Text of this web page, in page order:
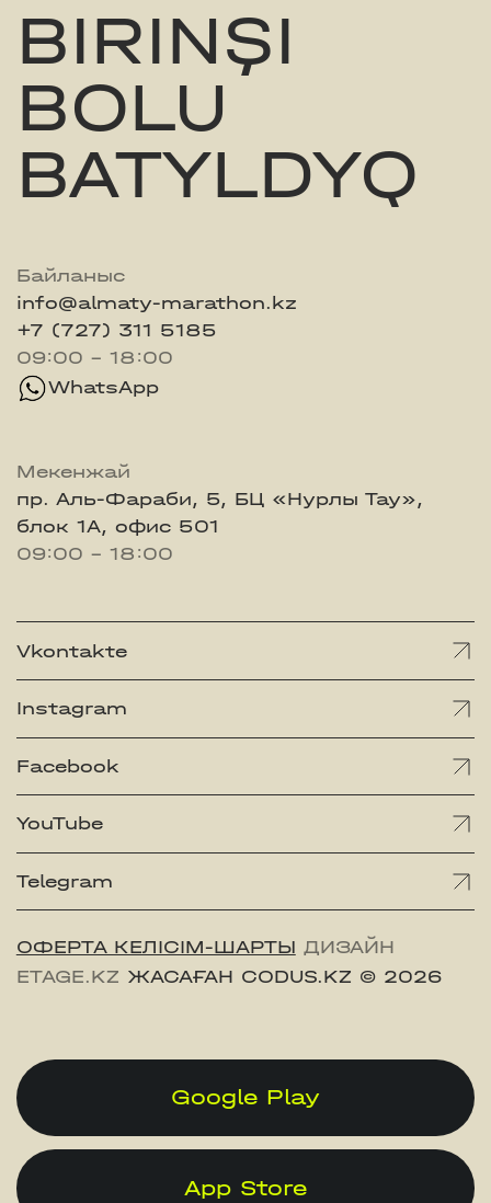
BIRINŞI
BOLU
BATYLDYQ
Байланыс
info@almaty-marathon.kz
+7 (727) 311 5185
09:00 - 18:00
WhatsApp
Мекенжай
пр. Аль-Фараби, 5, БЦ «Нурлы Тау»,
блок 1А, офис 501
09:00 - 18:00
Vkontakte
Instagram
Facebook
YouTube
Telegram
ОФЕРТА КЕЛІСІМ-ШАРТЫ ДИЗАЙН
ETAGE.KZ ЖАСАҒАН CODUS.KZ © 2026
Google Play
App Store